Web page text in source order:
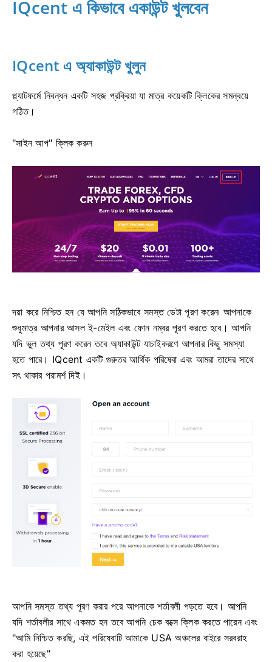
IQcent এ কিভাবে একাউন্ট খুলবেন
IQcent এ অ্যাকাউন্ট খুলুন
প্ল্যাটফর্মে নিবন্ধন একটি সহজ প্রক্রিয়া যা মাত্র কয়েকটি ক্লিকের সমন্বয়ে
গঠিত।
"সাইন আপ" ক্লিক করুন
দয়া করে নিশ্চিত হন যে আপনি সঠিকভাবে সমস্ত ডেটা পূরণ করেন৷ আপনাকে
শুধুমাত্র আপনার আসল ই-মেইল এবং ফোন নম্বর পূরণ করতে হবে।আপনি
যদি ভুল তথ্য পূরণ করেন তবে অ্যাকাউন্ট যাচাইকরণে আপনার কিছু সমস্যা
হতে পারে। IQcent একটি গুরুতর আর্থিক পরিষেবা এবং আমরা তাদের সাথে
সৎ থাকার পরামর্শ দিই।
আপনি সমস্ত তথ্য পূরণ করার পরে আপনাকে শর্তাবলী পড়তে হবে। আপনি
যদি শর্তাবলীর সাথে একমত হন তবে আপনি চেক বক্সে ক্লিক করতে পারেন এবং
"আমি নিশ্চিত করছি, এই পরিষেবাটি আমাকে USA অঞ্চলের বাইরে সরবরাহ
করা হয়েছে"